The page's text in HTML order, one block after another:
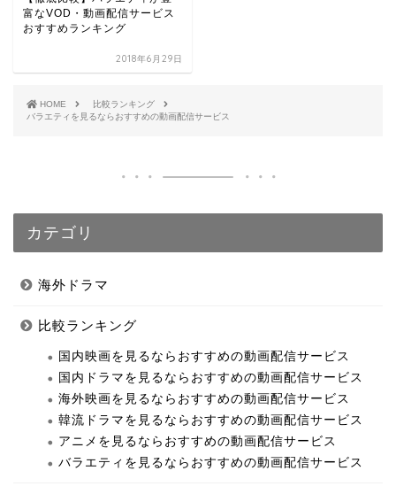
富なVOD・動画配信サービス
おすすめランキング
2018年6月29日
HOME
比較ランキング
バラエティを見るならおすすめの動画配信サービス
カテゴリ
海外ドラマ
比較ランキング
国内映画を見るならおすすめの動画配信サービス
国内ドラマを見るならおすすめの動画配信サービス
海外映画を見るならおすすめの動画配信サービス
韓流ドラマを見るならおすすめの動画配信サービス
アニメを見るならおすすめの動画配信サービス
バラエティを見るならおすすめの動画配信サービス